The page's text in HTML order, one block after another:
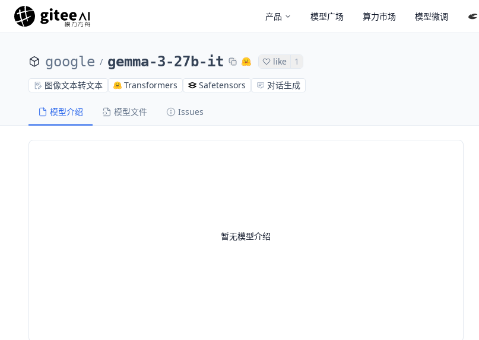
产品 模型广场 算力市场 模型微调
google / gemma-3-27b-it like 1
图像文本转文本 Transformers Safetensors 对话生成
模型介绍 模型文件 Issues
暂无模型介绍